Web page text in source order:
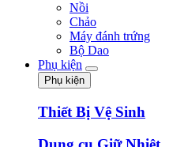
Nồi
Chảo
Máy đánh trứng
Bộ Dao
Phụ kiện
Phụ kiện
Thiết Bị Vệ Sinh